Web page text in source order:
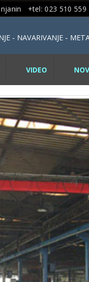
+tel: 023 510 559
- NAVARIVANJE -
VIDEO